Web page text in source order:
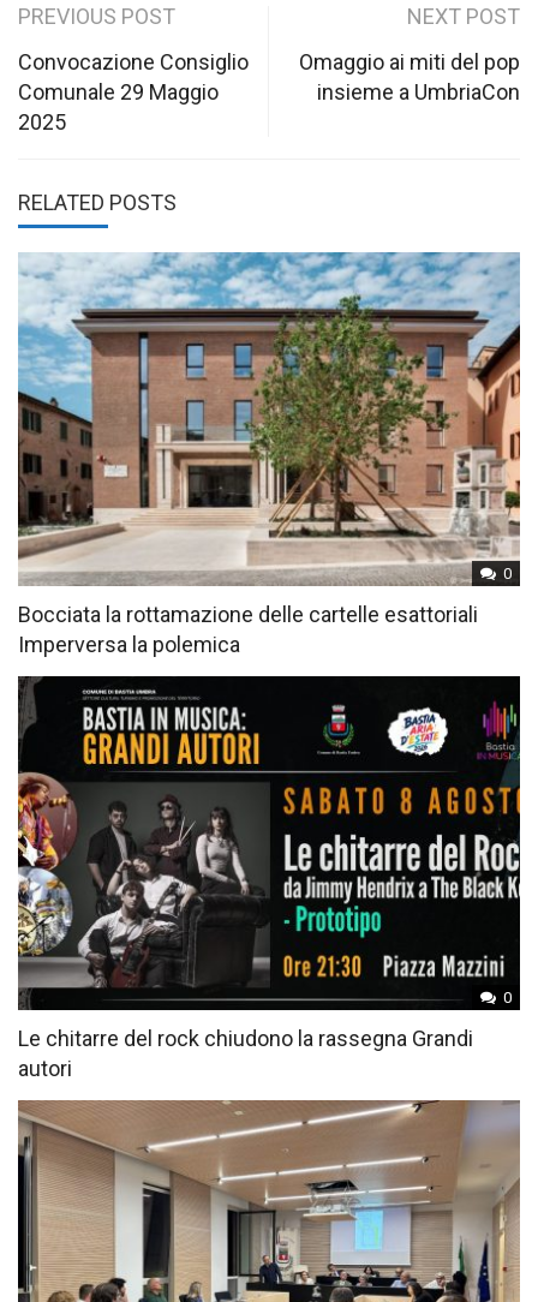
Post
navigation
PREVIOUS POST
Convocazione Consiglio
Comunale 29 Maggio
2025
NEXT POST
Omaggio ai miti del pop
insieme a UmbriaCon
RELATED POSTS
0
Bocciata la rottamazione delle cartelle esattoriali
Imperversa la polemica
0
Le chitarre del rock chiudono la rassegna Grandi
autori